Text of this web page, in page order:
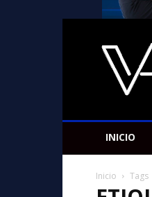
Americano
Victor
INICIO
Inicio Tags